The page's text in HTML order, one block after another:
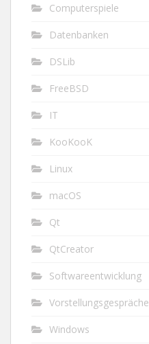
Computerspiele
Datenbanken
DSLib
FreeBSD
IT
KooKooK
Linux
macOS
Qt
QtCreator
Softwareentwicklung
Vorstellungsgespräche
Windows